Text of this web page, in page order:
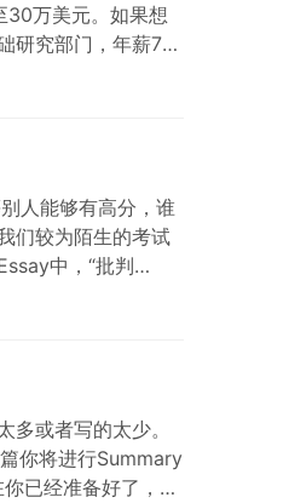
30万美元。如果想
研究部门，年薪7万
人能够有高分，谁
们较为陌生的考试
中，“批判…
或者写的太少。
你将进行Summary
已经准备好了，可